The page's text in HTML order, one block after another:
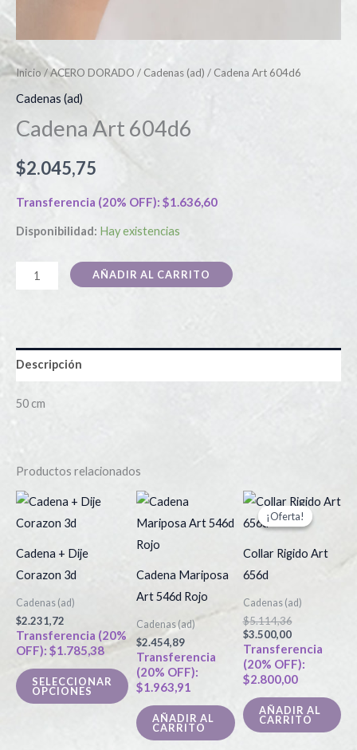
Inicio /ACERO DORADO /Cadenas (ad) / Cadena Art 604d6
Cadenas (ad)
Cadena Art 604d6
$2.045,75
Transferencia (20% OFF): $1.636,60
Disponibilidad: Hay existencias
AÑADIR AL CARRITO
Descripción
50 cm
Productos relacionados
Cadena + Dije
Corazon 3d
Cadenas (ad)
$2.231,72
Transferencia (20%
OFF): $1.785,38
SELECCIONAR
OPCIONES
Este
producto
tiene
opciones
se
pueden
elegir
en
Cadena Mariposa
Art 546d Rojo
Cadenas (ad)
$2.454,89
Transferencia
(20% OFF):
$1.963,91
AÑADIR AL
CARRITO
¡Oferta!
¡Oferta!
Collar Rigido Art
656d
Cadenas (ad)
$5.114,36
El
precio
original
$5.114,36.
$3.500,00
El
precio
actual
$3.500,00.
Transferencia
(20% OFF):
$2.800,00
AÑADIR AL
CARRITO